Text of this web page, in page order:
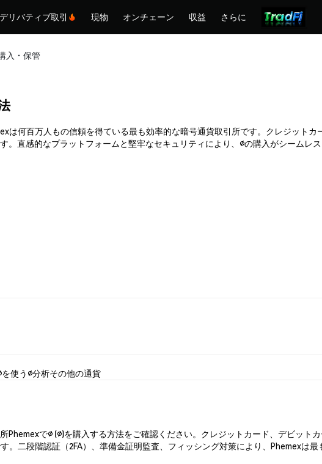
デリバティブ取引 現物 オンチェーン 収益 さらに
入・保管
は何百万人もの信頼を得ている最も効率的な暗号通貨取引所です。クレジット
。直感的なプラットフォームと堅牢なセキュリティにより、∅の購入がシームレ
を使う ∅分析その他の通貨
Phemexで∅ (∅)を購入する方法をご確認ください。クレジットカード、デビット
。二段階認証（2FA）、準備金証明監査、フィッシング対策により、Phemexは